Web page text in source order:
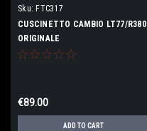
Sku: FTC317
CUSCINETTO CAMBIO LT77/R380
ORIGINALE
€89.00
ADD TO CART